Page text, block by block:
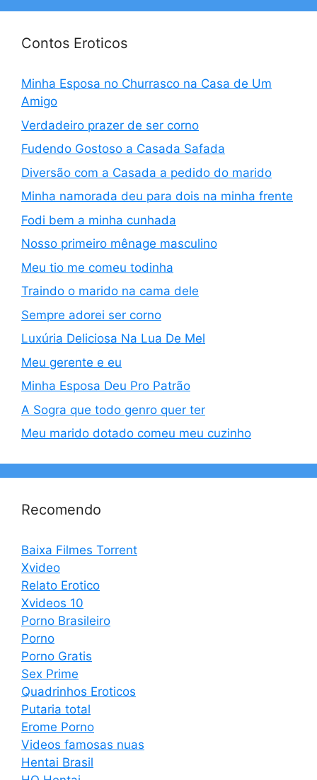
Contos Eroticos
Minha Esposa no Churrasco na Casa de Um
Amigo
Verdadeiro prazer de ser corno
Fudendo Gostoso a Casada Safada
Diversão com a Casada a pedido do marido
Minha namorada deu para dois na minha frente
Fodi bem a minha cunhada
Nosso primeiro mênage masculino
Meu tio me comeu todinha
Traindo o marido na cama dele
Sempre adorei ser corno
Luxúria Deliciosa Na Lua De Mel
Meu gerente e eu
Minha Esposa Deu Pro Patrão
A Sogra que todo genro quer ter
Meu marido dotado comeu meu cuzinho
Recomendo
Baixa Filmes Torrent
Xvideo
Relato Erotico
Xvideos 10
Porno Brasileiro
Porno
Porno Gratis
Sex Prime
Quadrinhos Eroticos
Putaria total
Erome Porno
Videos famosas nuas
Hentai Brasil